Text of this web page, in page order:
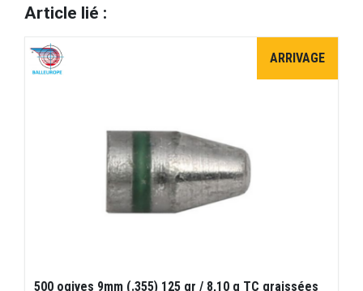
Article lié :
ARRIVAGE
500 ogives 9mm (.355) 125 gr / 8,10 g TC graissées